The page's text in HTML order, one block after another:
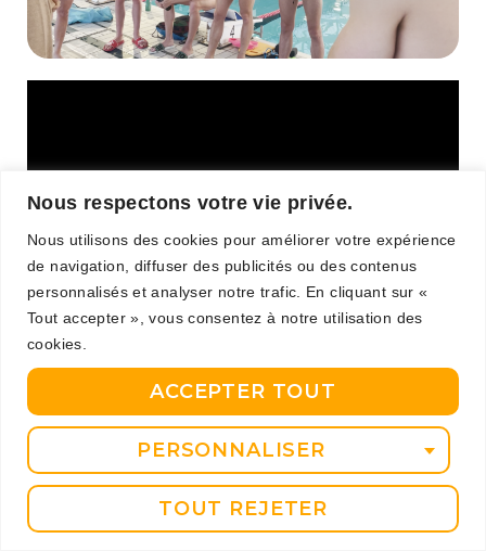
Nous respectons votre vie privée.
Nous utilisons des cookies pour améliorer votre expérience
de navigation, diffuser des publicités ou des contenus
personnalisés et analyser notre trafic. En cliquant sur «
Tout accepter », vous consentez à notre utilisation des
cookies.
PERSONNALISER
TOUT REJETER
ACCEPTER TOUT
L'association M24
enfants
Franck Esposito,Jeux Olympiques
marie Wattel,Marseille,obésité,santé,sédentarité,sport